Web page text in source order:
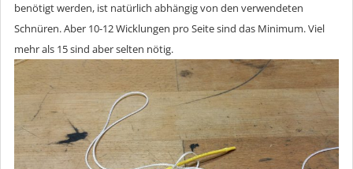
benötigt werden, ist natürlich abhängig von den verwendeten
Schnüren. Aber 10-12 Wicklungen pro Seite sind das Minimum. Viel
mehr als 15 sind aber selten nötig.